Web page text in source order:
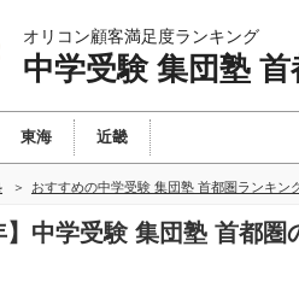
オリコン顧客満足度ランキング
中学受験 集団塾 首
東海 近畿
おすすめの中学受験 集団塾 首都圏ランキン
】中学受験 集団塾 首都